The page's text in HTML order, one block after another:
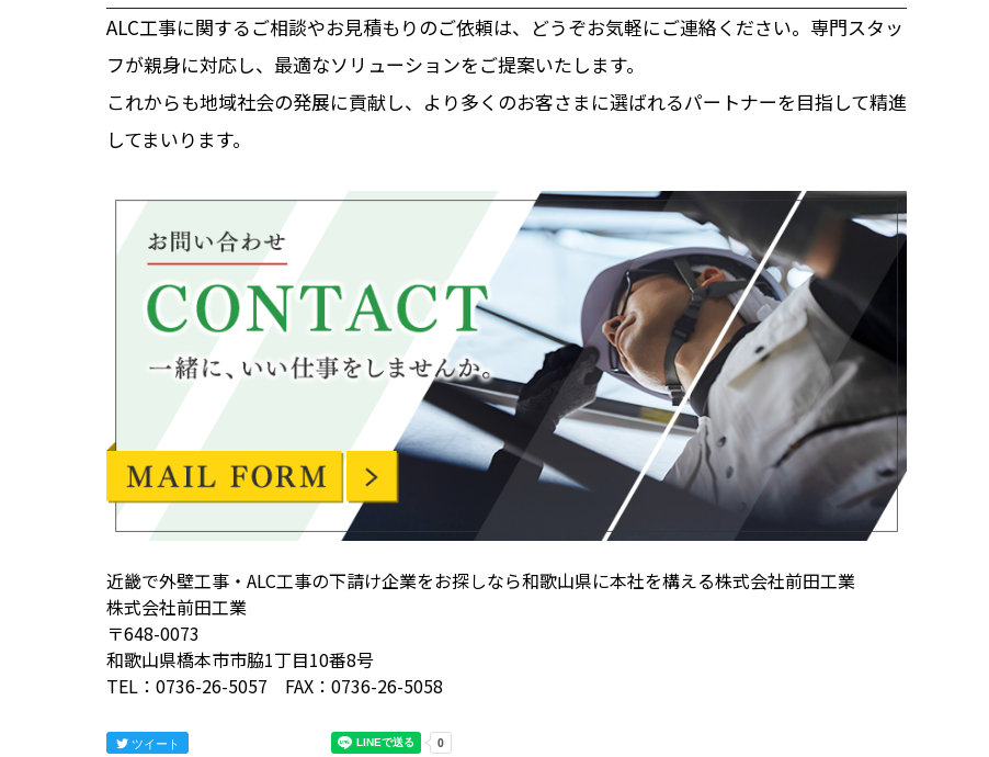
ALC工事に関するご相談やお見積もりのご依頼は、どうぞお気軽にご連絡ください。専門スタッ
フが親身に対応し、最適なソリューションをご提案いたします。
これからも地域社会の発展に貢献し、より多くのお客さまに選ばれるパートナーを目指して精進
してまいります。
近畿で外壁工事・ALC工事の下請け企業をお探しなら和歌山県に本社を構える株式会社前田工業
株式会社前田工業
〒648-0073
和歌山県橋本市市脇1丁目10番8号
TEL：0736-26-5057 FAX：0736-26-5058
ツイート